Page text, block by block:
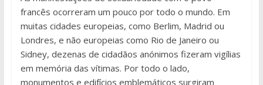
francês ocorreram um pouco por todo o mundo. Em
muitas cidades europeias, como Berlim, Madrid ou
Londres, e não europeias como Rio de Janeiro ou
Sidney, dezenas de cidadãos anónimos fizeram vigílias
em memória das vítimas. Por todo o lado,
monumentos e edifícios emblemáticos surgiram